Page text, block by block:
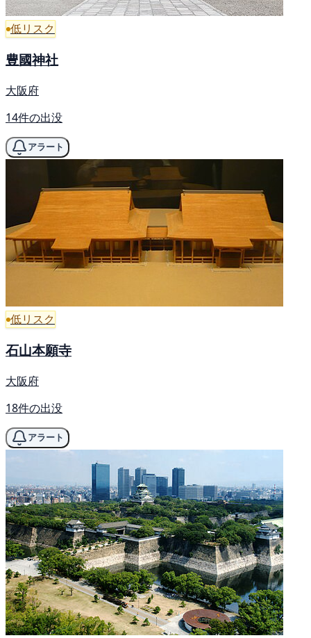
低リスク
豊國神社
大阪府
14件の出没
アラート
低リスク
石山本願寺
大阪府
18件の出没
アラート